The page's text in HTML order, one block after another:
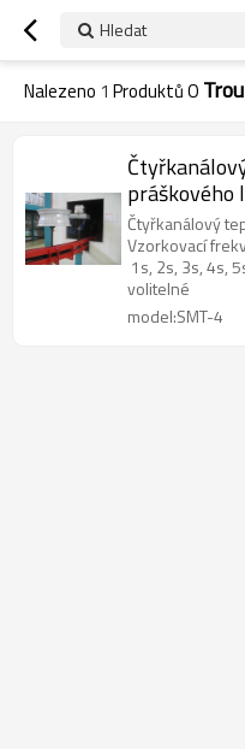
Hledat
Nalezeno 1 Produktů O
práškového
Čtyřkanálový
Vzorkovací
1s, 2s, 3s, 4s,
volitelné
model:SMT-4